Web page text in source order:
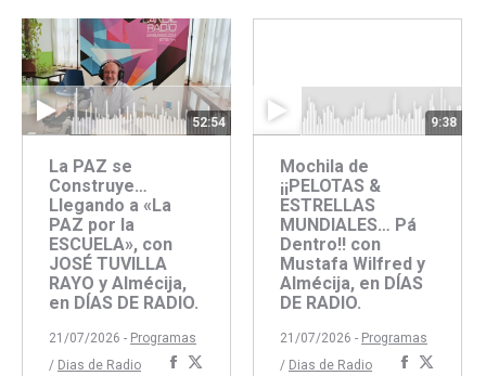
52:54
La PAZ se
Construye…
Llegando a «La
PAZ por la
ESCUELA», con
JOSÉ TUVILLA
RAYO y Almécija,
en DÍAS DE RADIO.
21/07/2026 - Programas
/ Dias de Radio
Compartir
9:38
Mochila de
¡¡PELOTAS &
ESTRELLAS
MUNDIALES… Pá
Dentro!! con
Mustafa Wilfred y
Almécija, en DÍAS
DE RADIO.
21/07/2026 - Programas
/ Dias de Radio
Compartir